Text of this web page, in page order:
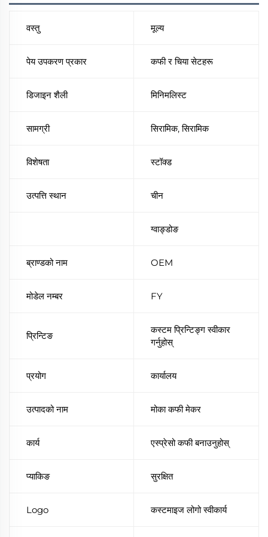
वस्तु मूल्य
पेय उपकरण प्रकार कफी र चिया सेटहरू
डिजाइन शैली मिनिमलिस्ट
सामग्री सिरामिक, सिरामिक
विशेषता स्टॉक्ड
उत्पत्ति स्थान चीन
ग्वाङ्डोङ
ब्राण्डको नाम OEM
मोडेल नम्बर FY
प्रिन्टिङ
कस्टम प्रिन्टिङ्ग स्वीकार
गर्नुहोस्
प्रयोग कार्यालय
उत्पादको नाम मोका कफी मेकर
कार्य एस्प्रेसो कफी बनाउनुहोस्
प्याकिङ सुरक्षित
Logo कस्टमाइज लोगो स्वीकार्य